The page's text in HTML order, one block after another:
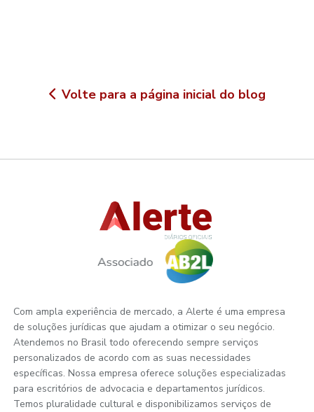
Volte para a página inicial do blog
Com ampla experiência de mercado, a Alerte é uma empresa
de soluções jurídicas que ajudam a otimizar o seu negócio.
Atendemos no Brasil todo oferecendo sempre serviços
personalizados de acordo com as suas necessidades
específicas. Nossa empresa oferece soluções especializadas
para escritórios de advocacia e departamentos jurídicos.
Temos pluralidade cultural e disponibilizamos serviços de